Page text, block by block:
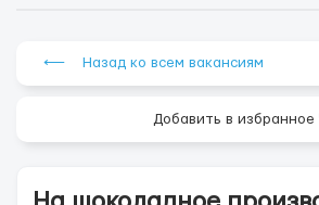
⟵ Назад ко всем вакансиям
Добавить в избранное